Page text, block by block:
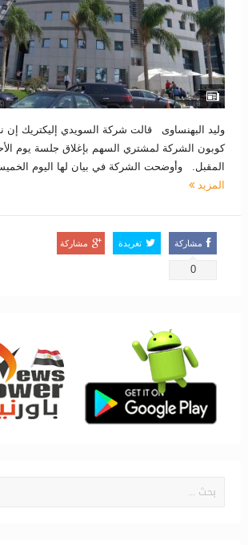
وليد البهنساوى قالت شركة السويدي إليكتريك إن
المقبل. وأوضحت الشركة في بيان لها اليوم
المزيد
مشاركة
0
تغريدة مشاركة